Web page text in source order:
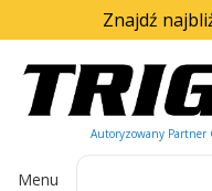
Znajdź
Menu